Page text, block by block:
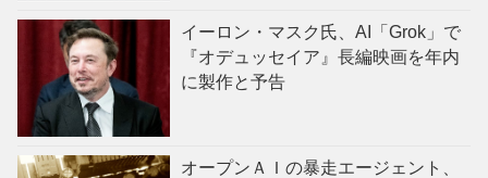
イーロン・マスク氏、AI「Grok」で
『オデュッセイア』長編映画を年内
に製作と予告
オープンＡＩの暴走エージェント、